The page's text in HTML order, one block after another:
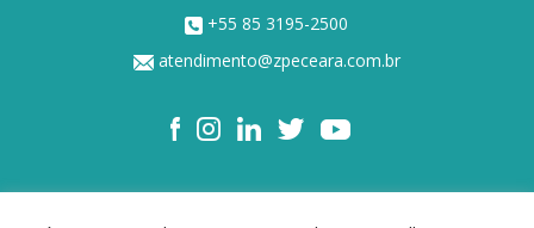
+55 85 3195-2500
atendimento@zpeceara.com.br
NOSSOS ACIONISTAS